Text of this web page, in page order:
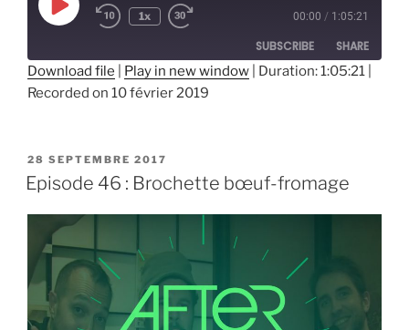
Play
Episode
1x 00:00 / 1:05:21
SUBSCRIBE SHARE
SHARE
EMBED
Download file Play in new window Duration: 1:05:21
Recorded on 10 février 2019
PUBLIÉ
LE
28 SEPTEMBRE 2017
Episode 46 : Brochette bœuf-fromage